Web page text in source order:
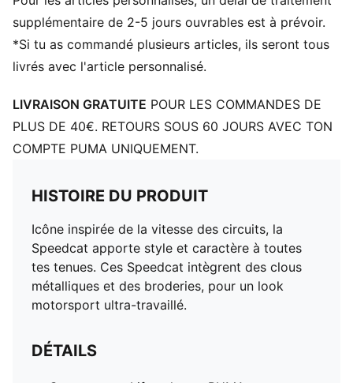
supplémentaire de 2-5 jours ouvrables est à prévoir.
*Si tu as commandé plusieurs articles, ils seront tous
livrés avec l'article personnalisé.
LIVRAISON GRATUITE POUR LES COMMANDES DE
PLUS DE 40€. RETOURS SOUS 60 JOURS AVEC TON
COMPTE PUMA UNIQUEMENT.
HISTOIRE DU PRODUIT
Icône inspirée de la vitesse des circuits, la
Speedcat apporte style et caractère à toutes
tes tenues. Ces Speedcat intègrent des clous
métalliques et des broderies, pour un look
motorsport ultra-travaillé.
DÉTAILS